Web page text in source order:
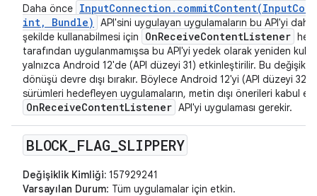
Daha önce
int, Bundle)
API'sini uygulayan uygulamaların bu API'yi
şekilde kullanabilmesi için
OnReceiveContentListener
tarafından uygulanmamışsa bu API'yi yedek olarak yeniden
yalnızca Android 12'de (API düzeyi 31) etkinleştirilir. Bu
dönüşü devre dışı bırakır. Böylece Android 12'yi (API düzeyi 32)
sürümleri hedefleyen uygulamaların, metin dışı önerileri kabul
OnReceiveContentListener API'yi uygulaması gerekir.
BLOCK FLAG _SLIPPERY
Değişiklik Kimliği: 157929241
Varsayılan Durum: Tüm uygulamalar için etkin.